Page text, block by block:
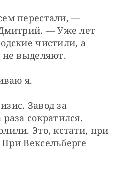
перестали, —
Дмитрий. — Уже лет
чистили, а
не выделяют.
я.
Завод за
сократился.
Это, кстати, при
Вексельберге